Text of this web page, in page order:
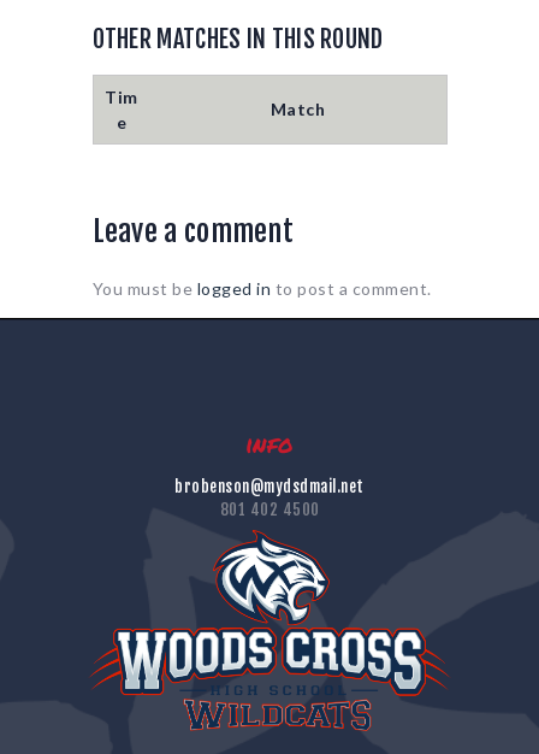
OTHER MATCHES IN THIS ROUND
Tim
e
Match
Leave a comment
You must be logged in to post a comment.
info
brobenson@mydsdmail.net
801 402 4500